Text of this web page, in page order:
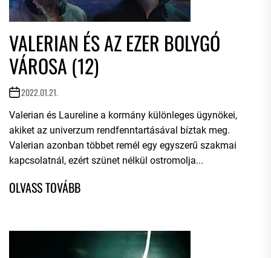
VALERIAN ÉS AZ EZER BOLYGÓ
VÁROSA (12)
2022.01.21.
Valerian és Laureline a kormány különleges ügynökei,
akiket az univerzum rendfenntartásával bíztak meg.
Valerian azonban többet remél egy egyszerű szakmai
kapcsolatnál, ezért szünet nélkül ostromolja...